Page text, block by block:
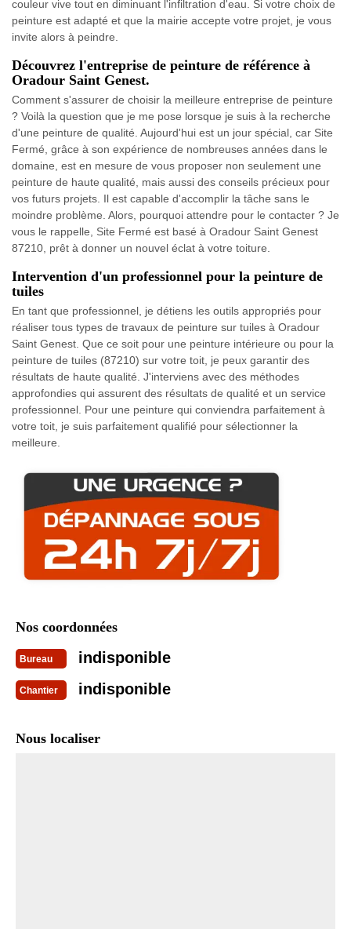
couleur vive tout en diminuant l'infiltration d'eau. Si votre choix de
peinture est adapté et que la mairie accepte votre projet, je vous
invite alors à peindre.
Découvrez l'entreprise de peinture de référence à
Oradour Saint Genest.
Comment s'assurer de choisir la meilleure entreprise de peinture
? Voilà la question que je me pose lorsque je suis à la recherche
d'une peinture de qualité. Aujourd'hui est un jour spécial, car Site
Fermé, grâce à son expérience de nombreuses années dans le
domaine, est en mesure de vous proposer non seulement une
peinture de haute qualité, mais aussi des conseils précieux pour
vos futurs projets. Il est capable d'accomplir la tâche sans le
moindre problème. Alors, pourquoi attendre pour le contacter ? Je
vous le rappelle, Site Fermé est basé à Oradour Saint Genest
87210, prêt à donner un nouvel éclat à votre toiture.
Intervention d'un professionnel pour la peinture de
tuiles
En tant que professionnel, je détiens les outils appropriés pour
réaliser tous types de travaux de peinture sur tuiles à Oradour
Saint Genest. Que ce soit pour une peinture intérieure ou pour la
peinture de tuiles (87210) sur votre toit, je peux garantir des
résultats de haute qualité. J'interviens avec des méthodes
approfondies qui assurent des résultats de qualité et un service
professionnel. Pour une peinture qui conviendra parfaitement à
votre toit, je suis parfaitement qualifié pour sélectionner la
meilleure.
Nos coordonnées
Bureau indisponible
Chantier indisponible
Nous localiser